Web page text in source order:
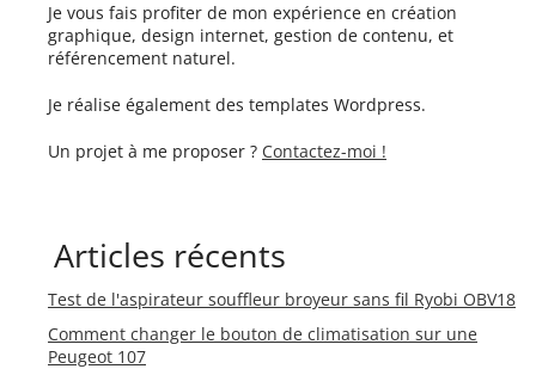
Je vous fais profiter de mon expérience en création
graphique, design internet, gestion de contenu, et
référencement naturel.
Je réalise également des templates Wordpress.
Un projet à me proposer ? Contactez-moi !
Articles récents
Test de l'aspirateur souffleur broyeur sans fil Ryobi OBV18
Comment changer le bouton de climatisation sur une
Peugeot 107